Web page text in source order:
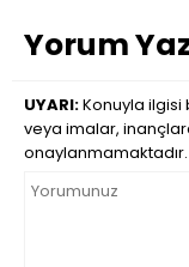
Yorum
UYARI:Konuyla
veya imalar,
onaylanmamaktadır.